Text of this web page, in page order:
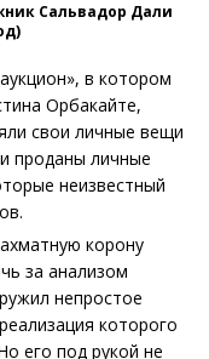
Сальвадор Дали
в котором
Орбакайте,
свои личные вещи
проданы личные
неизвестный
корону
за анализом
непростое
которого
его под рукой не